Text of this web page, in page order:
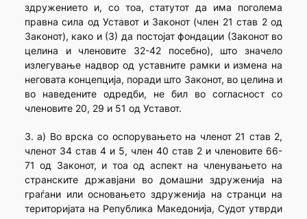
здружението и, со тоа, статутот да има поголема
правна сила од Уставот и Законот (член 21 став 2 од
Законот), како и (3) да постојат фондации (Законот во
целина и членовите 32-42 посебно), што значело
излегување надвор од уставните рамки и измена на
неговата концепција, поради што Законот, во целина и
во наведените одредби, не бил во согласност со
членовите 20, 29 и 51 од Уставот.
3. а) Во врска со оспорувањето на членот 21 став 2,
членот 34 став 4 и 5, член 40 став 2 и членовите 66-
71 од Законот, и тоа од аспект на членувањето на
странските државјани во домашни здруженија на
граѓани или основањето здруженија на странци на
територијата на Република Македонија, Судот утврди